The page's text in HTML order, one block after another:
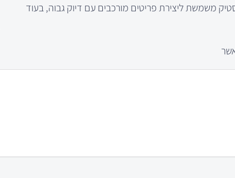
משמשת ליצירת פריטים מורכבים עם דיוק גבוה, בעוד